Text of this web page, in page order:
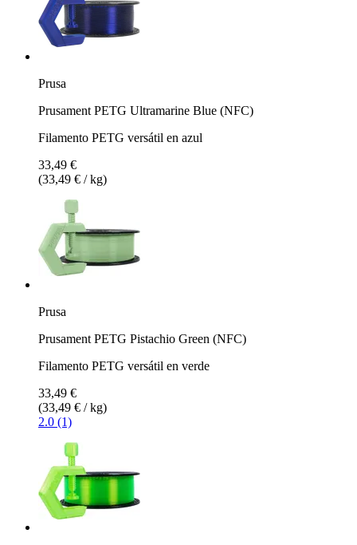
Prusa
Prusament PETG Ultramarine Blue (NFC)
Filamento PETG versátil en azul
33,49 €
(33,49 € / kg)
Prusa
Prusament PETG Pistachio Green (NFC)
Filamento PETG versátil en verde
33,49 €
(33,49 € / kg)
2.0 (1)